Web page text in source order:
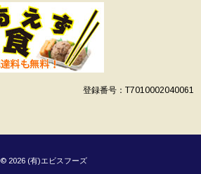
登録番号：T7010002040061
© 2026 (有)エビスフーズ